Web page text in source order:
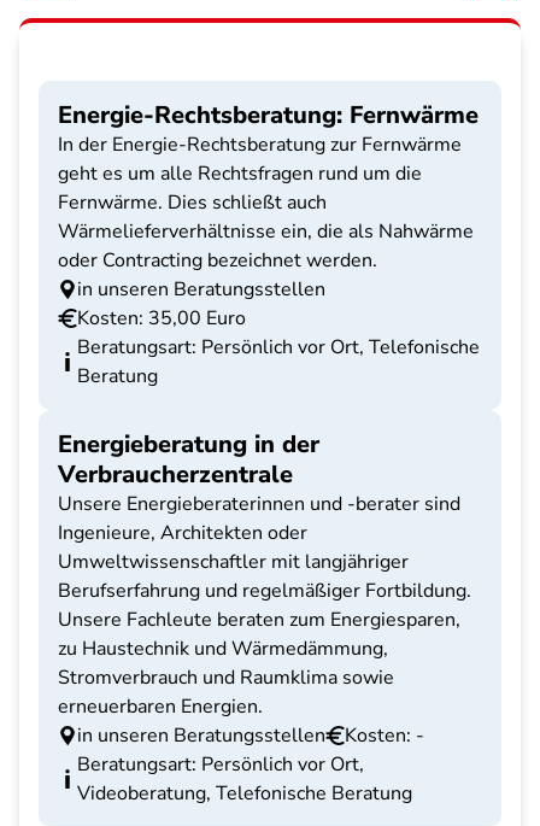
Energie-Rechtsberatung: Fernwärme
In der Energie-Rechtsberatung zur Fernwärme
geht es um alle Rechtsfragen rund um die
Fernwärme. Dies schließt auch
Wärmelieferverhältnisse ein, die als Nahwärme
oder Contracting bezeichnet werden.
in unseren Beratungsstellen
Kosten: 35,00 Euro
Beratungsart: Persönlich vor Ort, Telefonische
Beratung
Energieberatung in der
Verbraucherzentrale
Unsere Energieberaterinnen und -berater sind
Ingenieure, Architekten oder
Umweltwissenschaftler mit langjähriger
Berufserfahrung und regelmäßiger Fortbildung.
Unsere Fachleute beraten zum Energiesparen,
zu Haustechnik und Wärmedämmung,
Stromverbrauch und Raumklima sowie
erneuerbaren Energien.
in unseren Beratungsstellen
Kosten: -
Beratungsart: Persönlich vor Ort,
Videoberatung, Telefonische Beratung